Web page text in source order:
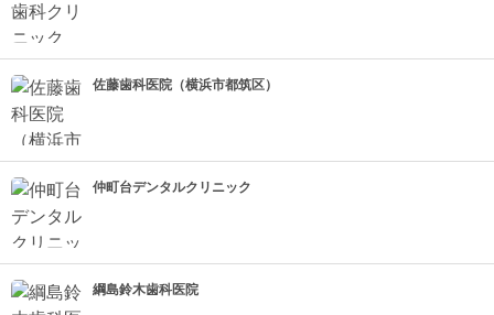
佐藤歯科医院（横浜市都筑区）
仲町台デンタルクリニック
綱島鈴木歯科医院